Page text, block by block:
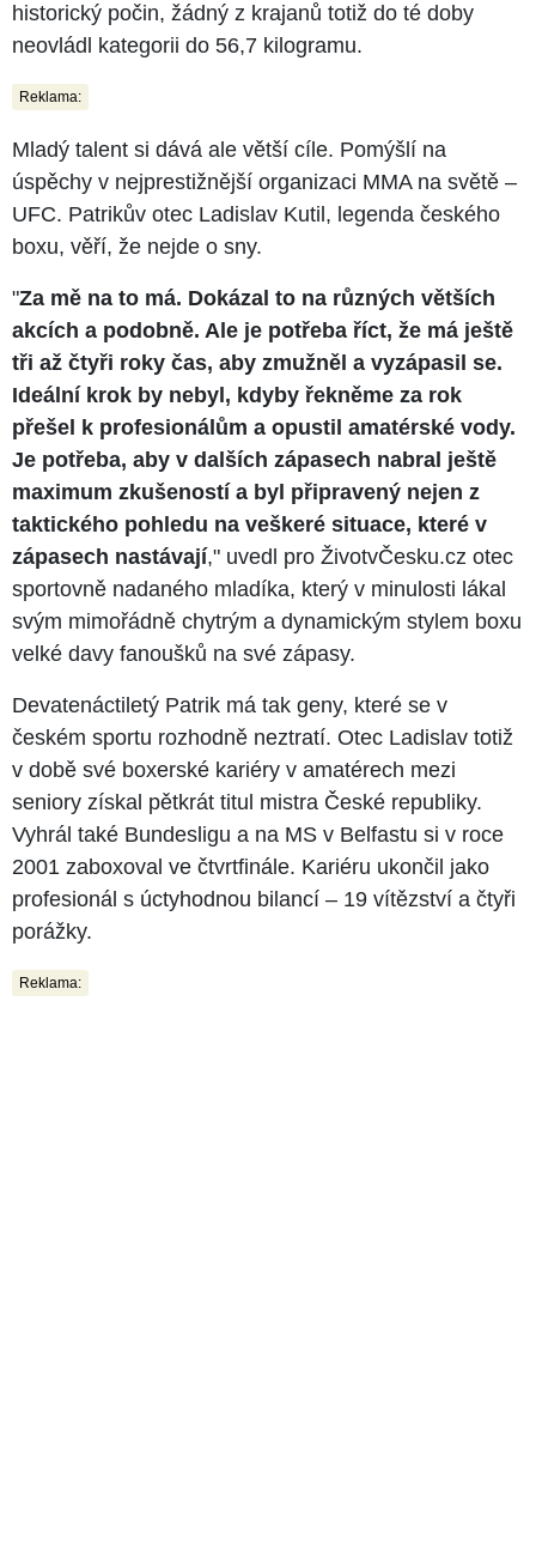
historický počin, žádný z krajanů totiž do té doby
neovládl kategorii do 56,7 kilogramu.
Reklama:
Mladý talent si dává ale větší cíle. Pomýšlí na
úspěchy v nejprestižnější organizaci MMA na světě –⁠⁠⁠⁠⁠⁠
UFC. Patrikův otec Ladislav Kutil, legenda českého
boxu, věří, že nejde o sny.
"Za mě na to má. Dokázal to na různých větších
akcích a podobně. Ale je potřeba říct, že má ještě
tři až čtyři roky čas, aby zmužněl a vyzápasil se.
Ideální krok by nebyl, kdyby řekněme za rok
přešel k profesionálům a opustil amatérské vody.
Je potřeba, aby v dalších zápasech nabral ještě
maximum zkušeností a byl připravený nejen z
taktického pohledu na veškeré situace, které v
zápasech nastávají," uvedl pro ŽivotvČesku.cz otec
sportovně nadaného mladíka, který v minulosti lákal
svým mimořádně chytrým a dynamickým stylem boxu
velké davy fanoušků na své zápasy.
Devatenáctiletý Patrik má tak geny, které se v
českém sportu rozhodně neztratí. Otec Ladislav totiž
v době své boxerské kariéry v amatérech mezi
seniory získal pětkrát titul mistra České republiky.
Vyhrál také Bundesligu a na MS v Belfastu si v roce
2001 zaboxoval ve čtvrtfinále. Kariéru ukončil jako
profesionál s úctyhodnou bilancí –⁠⁠⁠⁠⁠⁠ 19 vítězství a čtyři
porážky.
Reklama: